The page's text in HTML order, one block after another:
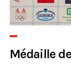
Médaille